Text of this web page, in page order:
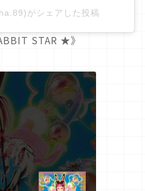
がシェアした投稿
STAR ★》